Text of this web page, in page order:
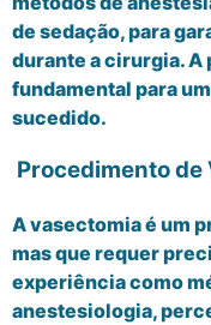
de sedação, para
durante a cirurgia. A
fundamental para
sucedido.
Procedimento de
A vasectomia é um
mas que requer
experiência como
anestesiologia,